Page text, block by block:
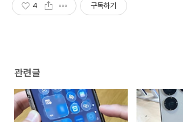
4 구독하기
관련글